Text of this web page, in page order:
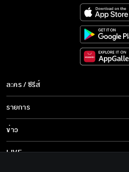
ชายที่ลูกรัก
ละคร / ซีรีส์
ละคร/ซีรีส์
ซีรีส์นานาชาติ
การ์ตูน & เกม
รายการ
รายการทั้งหมด
ข่าว
ข่าวทั้งหมด
LIVE